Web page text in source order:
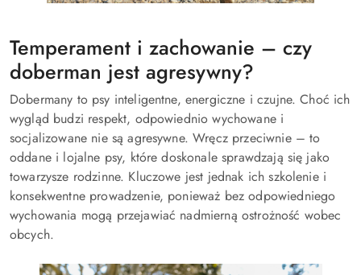
Temperament i zachowanie – czy
doberman jest agresywny?
Dobermany to psy inteligentne, energiczne i czujne. Choć ich
wygląd budzi respekt, odpowiednio wychowane i
socjalizowane nie są agresywne. Wręcz przeciwnie – to
oddane i lojalne psy, które doskonale sprawdzają się jako
towarzysze rodzinne. Kluczowe jest jednak ich szkolenie i
konsekwentne prowadzenie, ponieważ bez odpowiedniego
wychowania mogą przejawiać nadmierną ostrożność wobec
obcych.